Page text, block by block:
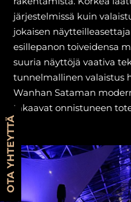
järjestelmissä kuin
jokaisen
esillepanon toiveidensa
suuria näyttöjä vaativa
tunnelmallinen valaistus
Wanhan Sataman
takaavat onnistuneen
OTA YHTEYTTÄ